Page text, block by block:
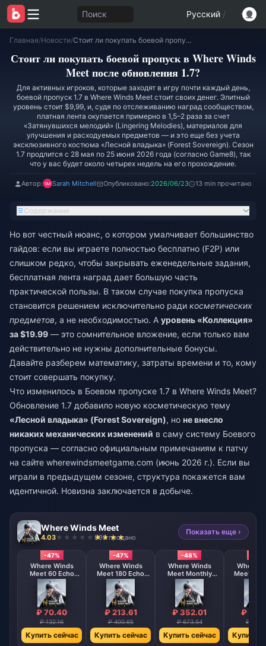
Поиск Русский /
Главная/Новости/ Стоит ли покупать боевой пропуск в Where Winds Meet после обновления 1.7?
Стоит ли покупать боевой пропуск в Where Winds
Meet после обновления 1.7?
Для активных игроков, которые заходят в игру почти каждый день,
боевой пропуск 1.7 в Where Winds Meet стоит своих денег. Элитный
уровень стоит $9,99, и, судя по отслеживанию наград сообществом,
платная лента окупается примерно в 1,5–2 раза за счет
«Затянувшихся мелодий» (Lingering Melodies), материалов для
улучшения и расходуемых предметов — и это еще без учета
эксклюзивного костюма «Лесной владыка» (Forest Sovereign). Сезон
1.7 продлится с 28 мая по 25 июня 2026 года (согласно Game8), так
что у вас будет около четырех недель на его прохождение.
Автор: Sarah Mitchell Опубликовано:2026/06/23 13 min прочитано
Содержание
Но вот честный нюанс, о котором умалчивает большинство
гайдов: если вы играете полностью бесплатно (F2P) или
слишком редко, чтобы закрывать еженедельные задания,
бесплатная лента наград дает большую часть
практической пользы. В таком случае покупка пропуска
становится решением исключительно ради косметических
предметов, а не необходимостью. А уровень «Коллекция»
за $19.99 — это сомнительное вложение, если только вам
действительно не нужны дополнительные бонусы.
Давайте разберем математику, затраты времени и то, кому
стоит совершать покупку.
Что изменилось в Боевом пропуске 1.7 в Where Winds Meet?
Обновление 1.7 добавило новую косметическую тему
«Лесной владыка» (Forest Sovereign), но не внесло
никаких механических изменений в саму систему Боевого
пропуска — согласно официальным примечаниям к патчу
на сайте wherewindsmeetgame.com (июнь 2026 г.). Если вы
играли в предыдущем сезоне, структура покажется вам
идентичной. Новизна заключается в добыче.
Where Winds Meet
4.03 898 продано
Показать еще ›
-47%
Where Winds
Meet 60 Echo
Beads
₽ 70.40
₽ 132.16
Купить сейчас
-47%
Where Winds
Meet 180 Echo
Beads
₽ 213.61
₽ 400.65
Купить сейчас
-48%
Where Winds
Meet Monthly
Pass
₽ 352.01
₽ 673.54
Купить сейчас
Where
Meet 300 Echo
₽
₽
Купить